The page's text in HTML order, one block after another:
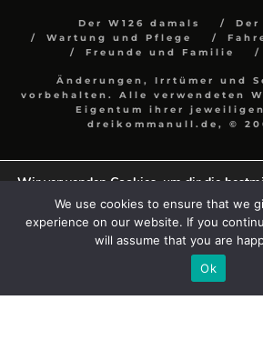
Der W126 damals
Der
Wartung und Pflege
Freunde und Familie
Änderungen, Irrtümer und
vorbehalten. Alle verwendeten
Eigentum ihrer
dreikommanull.de, ©
Wir verwenden Cookies, um dir die
unserer Website zu bieten.
In den
Einstellungen
kannst du erfahren,
verwenden oder sie ausschalten.
We use cookies to ensure that we
experience on our website. If you
will assume that you are
Ok